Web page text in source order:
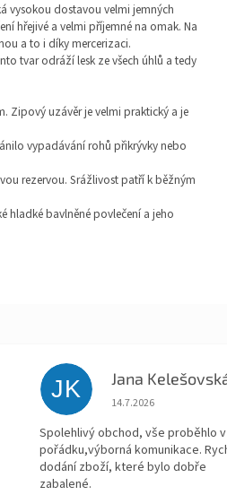
vysokou dostavou velmi jemných
hřejivé a velmi příjemné na omak. Na
a to i díky mercerizaci.
tvar odráží lesk ze všech úhlů a tedy
Zipový uzávěr je velmi praktický a je
vypadávání rohů přikrývky nebo
rezervou. Srážlivost patří k běžným
hladké bavlněné povlečení a jeho
hvězdiček.JK Jana
Hodnocení obchodu
14.7.2026
Spolehlivý obchod, vše proběhlo v
pořádku,výborná komunikace.
dodání zboží, které bylo dobře
zabalené.